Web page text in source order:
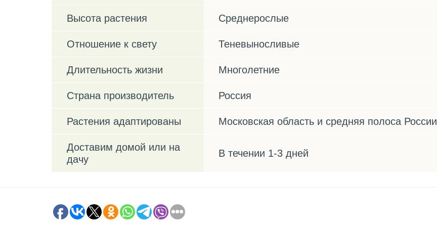
Высота растения Среднерослые
Отношение к свету Теневыносливые
Длительность жизни Многолетние
Страна производитель Россия
Растения адаптированы Московская область и средняя полоса России
Доставим домой или на
дачу
В течении 1-3 дней